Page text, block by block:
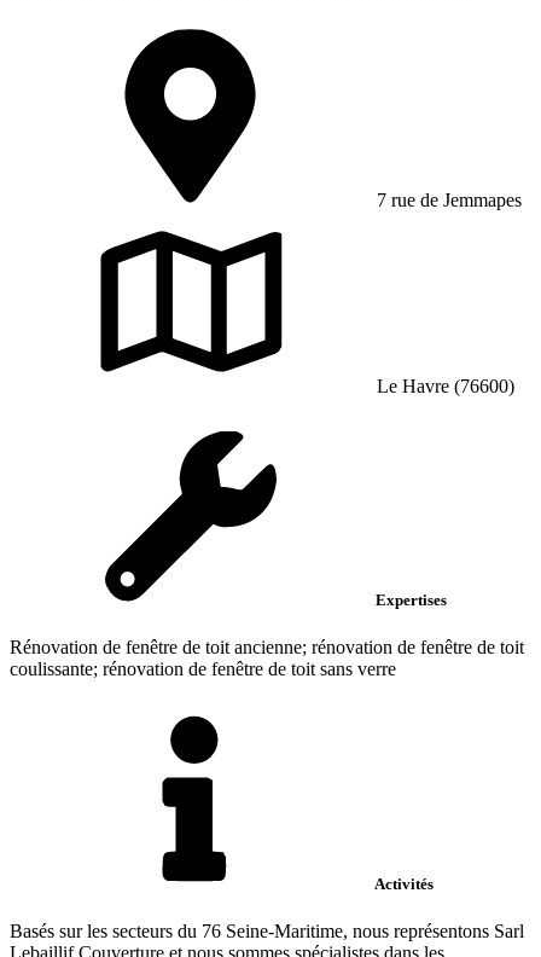
7 rue de Jemmapes
Le Havre (76600)
Expertises
Rénovation de fenêtre de toit ancienne; rénovation de fenêtre de toit
coulissante; rénovation de fenêtre de toit sans verre
Activités
Basés sur les secteurs du 76 Seine-Maritime, nous représentons Sarl
Lebaillif Couverture et nous sommes spécialistes dans les...